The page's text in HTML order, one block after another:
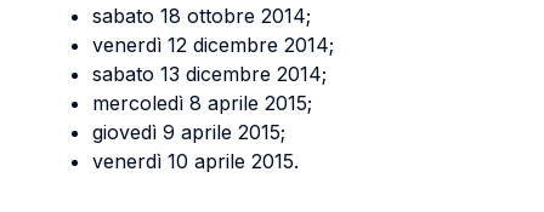
sabato 18 ottobre 2014;
venerdì 12 dicembre 2014;
sabato 13 dicembre 2014;
mercoledì 8 aprile 2015;
giovedì 9 aprile 2015;
venerdì 10 aprile 2015.